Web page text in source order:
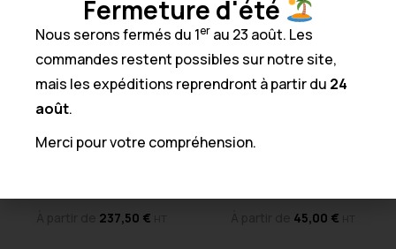
237,50 € 45,00 €
Fermeture d'été
Nous serons fermés du 1er au 23 août. Les
commandes restent possibles sur notre site,
mais les expéditions reprendront à partir du 24
août.
Merci pour votre compréhension.